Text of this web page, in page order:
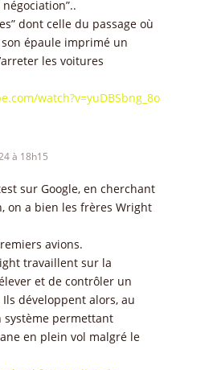
dont celle du passage où
épaule imprimé un
les voitures
watch?v=yuDBSbng_8o
à 18h15
sur Google, en cherchant
on a bien les frères Wright
avions.
travaillent sur la
et de contrôler un
développent alors, au
système permettant
en plein vol malgré le